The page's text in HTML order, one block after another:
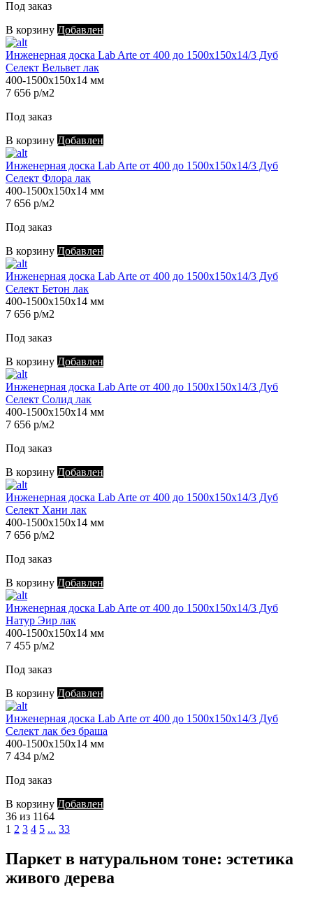
Под заказ
В корзину Добавлен
Инженерная доска Lab Arte от 400 до 1500х150х14/3 Дуб
Селект Вельвет лак
400-1500х150х14 мм
7 656 р/м2
Под заказ
В корзину Добавлен
Инженерная доска Lab Arte от 400 до 1500х150х14/3 Дуб
Селект Флора лак
400-1500х150х14 мм
7 656 р/м2
Под заказ
В корзину Добавлен
Инженерная доска Lab Arte от 400 до 1500х150х14/3 Дуб
Селект Бетон лак
400-1500х150х14 мм
7 656 р/м2
Под заказ
В корзину Добавлен
Инженерная доска Lab Arte от 400 до 1500х150х14/3 Дуб
Селект Солид лак
400-1500х150х14 мм
7 656 р/м2
Под заказ
В корзину Добавлен
Инженерная доска Lab Arte от 400 до 1500х150х14/3 Дуб
Селект Хани лак
400-1500х150х14 мм
7 656 р/м2
Под заказ
В корзину Добавлен
Инженерная доска Lab Arte от 400 до 1500х150х14/3 Дуб
Натур Эир лак
400-1500х150х14 мм
7 455 р/м2
Под заказ
В корзину Добавлен
Инженерная доска Lab Arte от 400 до 1500х150х14/3 Дуб
Селект лак без браша
400-1500х150х14 мм
7 434 р/м2
Под заказ
В корзину Добавлен
36 из 1164
1 2 3 4 5 ... 33
Паркет в натуральном тоне: эстетика
живого дерева